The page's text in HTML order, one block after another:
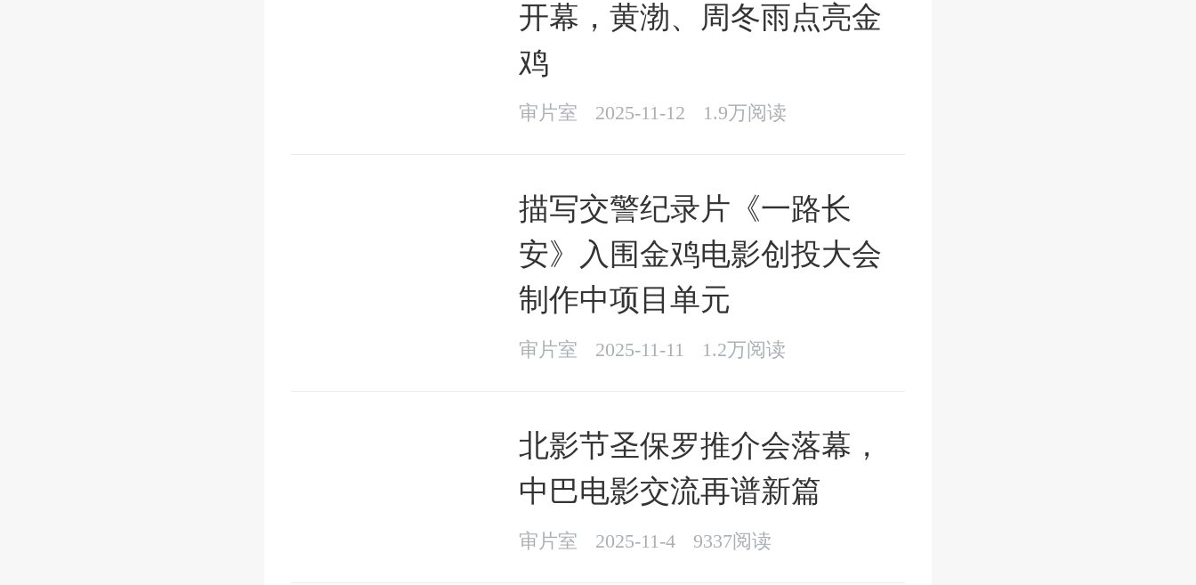
开幕，黄渤、周冬雨点亮金
鸡
审片室 2025-11-12 1.9万阅读
描写交警纪录片《一路长
安》入围金鸡电影创投大会
制作中项目单元
审片室 2025-11-11 1.2万阅读
北影节圣保罗推介会落幕，
中巴电影交流再谱新篇
审片室 2025-11-4 9337阅读